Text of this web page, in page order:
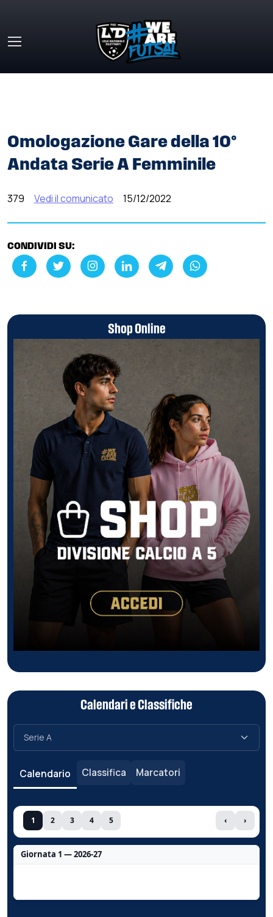
Omologazione Gare della 10°
Andata Serie A Femminile
379 Vedi il comunicato 15/12/2022
CONDIVIDI SU:
Shop Online
Calendari e Classifiche
Calendario Classifica Marcatori
1 2 3 4 5 ‹ ›
Giornata 1 — 2026-27